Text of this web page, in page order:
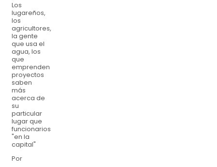
Los
lugareños,
los
agricultores,
la gente
que usa el
agua, los
que
emprenden
proyectos
saben
más
acerca de
su
particular
lugar que
funcionarios
"en la
capital"
Por